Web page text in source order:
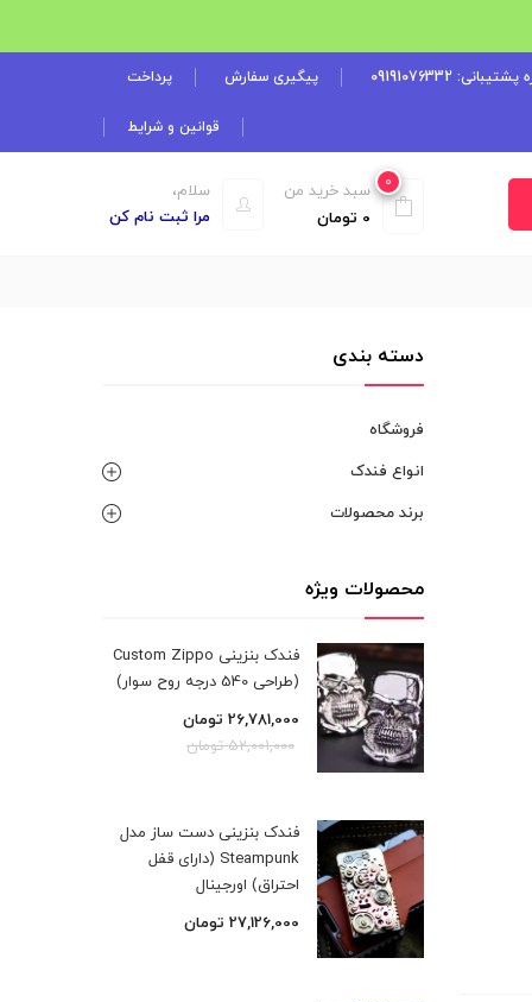
09191076332 پیگیری سفارش پرداخت
قوانین و شرایط
سلام،
مرا ثبت نام کن
0
سبد خرید من
0 تومان
دسته بندی
فروشگاه
انواع فندک
برند محصولات
محصولات ویژه
فندک بنزینی Custom Zippo
(طراحی 540 درجه روح سوار)
26,781,000 تومان
52,001,000 تومان
فندک بنزینی دست ساز مدل
Steampunk (دارای قفل
احتراق) اورجینال
27,126,000 تومان